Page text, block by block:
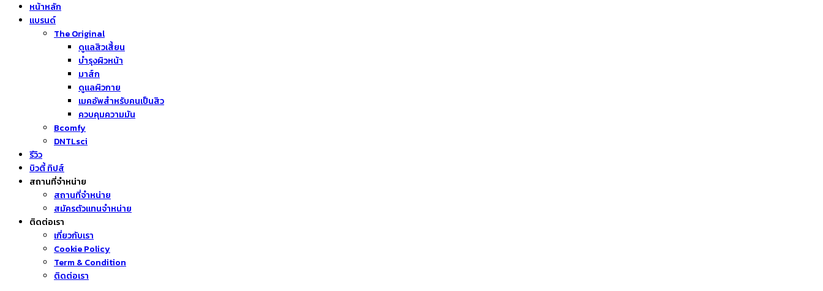
หน้าหลัก
แบรนด์
The Original
ดูแลสิวเสี้ยน
บำรุงผิวหน้า
มาส์ก
ดูแลผิวกาย
เมคอัพสำหรับคนเป็นสิว
ควบคุมความมัน
Bcomfy
DNTLsci
รีวิว
บิวตี้ ทิปส์
สถานที่จำหน่าย
สถานที่จำหน่าย
สมัครตัวแทนจำหน่าย
ติดต่อเรา
เกี่ยวกับเรา
Cookie Policy
Term & Condition
ติดต่อเรา